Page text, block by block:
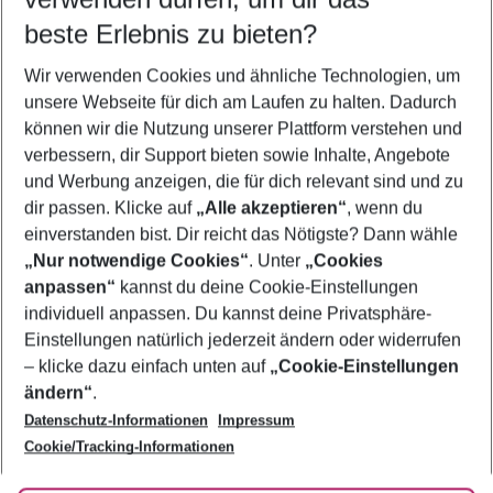
5-8 Nächte
2 Erwachsene Keine Kinder
Mehr Filter anzeigen
Footer
Footer navigation
Über uns
AGB
Bestpreisgarantie
Cookie-Einstellungen ändern
Cookie-Richtlinie
Agenturbetreuung
Barrierefreies Reisen
Folge uns
beste Erlebnis zu bieten?
Wir verwenden Cookies und ähnliche Technologien, um
unsere Webseite für dich am Laufen zu halten. Dadurch
können wir die Nutzung unserer Plattform verstehen und
verbessern, dir Support bieten sowie Inhalte, Angebote
und Werbung anzeigen, die für dich relevant sind und zu
dir passen. Klicke auf „Alle akzeptieren“, wenn du
einverstanden bist. Dir reicht das Nötigste? Dann wähle
„Nur notwendige Cookies“. Unter „Cookies
anpassen“ kannst du deine Cookie-Einstellungen
individuell anpassen. Du kannst deine Privatsphäre-
Einstellungen natürlich jederzeit ändern oder widerrufen
– klicke dazu einfach unten auf „Cookie-Einstellungen
ändern“.
Datenschutz-Informationen
Impressum
Cookie/Tracking-Informationen